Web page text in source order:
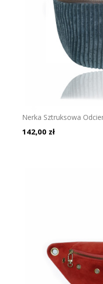
Nerka Sztruksowa
Cena
142,00 zł